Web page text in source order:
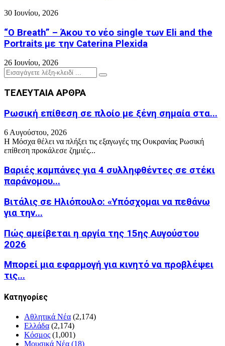
30 Ιουνίου, 2026
“O Breath” – Άκου το νέο single των Eli and the
Portraits με την Caterina Plexida
26 Ιουνίου, 2026
Search
for:
Search
ΤΕΛΕΥΤΑΙΑ ΑΡΘΡΑ
Ρωσική επίθεση σε πλοίο με ξένη σημαία στα...
6 Αυγούστου, 2026
Η Μόσχα θέλει να πλήξει τις εξαγωγές της Ουκρανίας Ρωσική
επίθεση προκάλεσε ζημιές...
Βαριές καμπάνες για 4 συλληφθέντες σε στέκι
παράνομου...
Βιτάλις σε Ηλιόπουλο: «Υπόσχομαι να πεθάνω
για την...
Πώς αμείβεται η αργία της 15ης Αυγούστου
2026
Μπορεί μια εφαρμογή για κινητό να προβλέψει
τις...
Kατηγορίες
Αθλητικά Νέα (2,174)
Ελλάδα (2,174)
Κόσμος (1,001)
Μουσικά Νέα (18)